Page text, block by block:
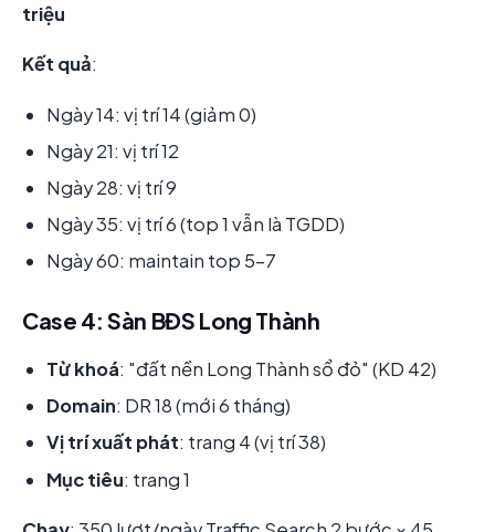
triệu
Kết quả:
Ngày 14: vị trí 14 (giảm 0)
Ngày 21: vị trí 12
Ngày 28: vị trí 9
Ngày 35: vị trí 6 (top 1 vẫn là TGDD)
Ngày 60: maintain top 5-7
Case 4: Sàn BĐS Long Thành
Từ khoá: "đất nền Long Thành sổ đỏ" (KD 42)
Domain: DR 18 (mới 6 tháng)
Vị trí xuất phát: trang 4 (vị trí 38)
Mục tiêu: trang 1